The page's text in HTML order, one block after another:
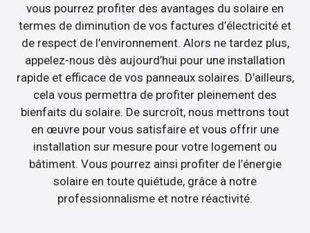
vous pourrez profiter des avantages du solaire en
termes de diminution de vos factures d’électricité et
de respect de l’environnement. Alors ne tardez plus,
appelez-nous dès aujourd’hui pour une installation
rapide et efficace de vos panneaux solaires. D’ailleurs,
cela vous permettra de profiter pleinement des
bienfaits du solaire. De surcroît, nous mettrons tout
en œuvre pour vous satisfaire et vous offrir une
installation sur mesure pour votre logement ou
bâtiment. Vous pourrez ainsi profiter de l’énergie
solaire en toute quiétude, grâce à notre
professionnalisme et notre réactivité.